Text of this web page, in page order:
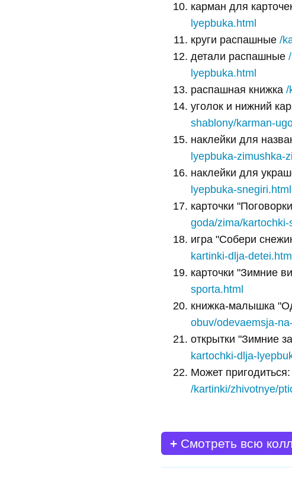
карман для
lyepbuka.html
круги распашные /
детали распашные
lyepbuka.html
распашная книжка /
уголок и нижний
shablony/karman-
наклейки для
lyepbuka-zimushka-
наклейки для
lyepbuka-snegiri.html
карточки
goda/zima/
игра "Собери
kartinki-dlja-detei.html
карточки "Зимние
sporta.html
книжка-малышка
obuv/odevaemsja-
открытки "Зимние
kartochki-dlja-
Может
/kartinki/zhivotnye/
+ Смотреть всю